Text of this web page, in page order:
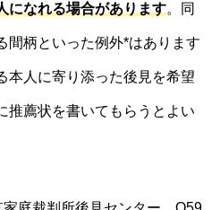
になれる場合があります。同
間柄といった例外*はあります
本人に寄り添った後見を希望
推薦状を書いてもらうとよい